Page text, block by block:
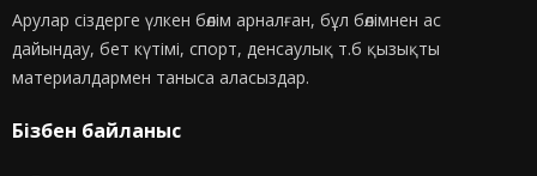
Арулар сіздерге үлкен бөлім арналған, бұл бөлімнен ас
дайындау, бет күтімі, спорт, денсаулық т.б қызықты
материалдармен таныса аласыздар.
Бізбен байланыс